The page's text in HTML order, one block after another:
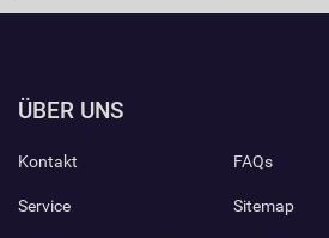
ÜBER UNS
Kontakt
Service
FAQs
Sitemap